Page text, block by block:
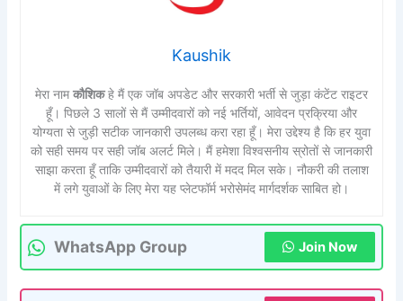
Kaushik
मेरा नामकौशिकहे मैं एक जॉब अपडेट और सरकारी भर्ती से जुड़ा कंटेंट राइटर
हूँ। पिछले 3 सालों से मैं उम्मीदवारों को नई भर्तियों, आवेदन प्रक्रिया और
योग्यता से जुड़ी सटीक जानकारी उपलब्ध करा रहा हूँ। मेरा उद्देश्य है कि हर युवा
को सही समय पर सही जॉब अलर्ट मिले। मैं हमेशा विश्वसनीय स्रोतों से जानकारी
साझा करता हूँ ताकि उम्मीदवारों को तैयारी में मदद मिल सके। नौकरी की तलाश
में लगे युवाओं के लिए मेरा यह प्लेटफॉर्म भरोसेमंद मार्गदर्शक साबित हो।
WhatsApp Group Join Now